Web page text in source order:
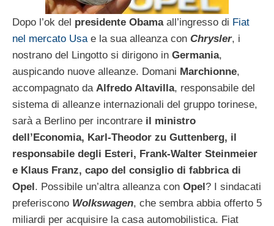
Dopo l’ok del presidente Obamaall’ingresso di Fiat
nel mercato Usae la sua alleanza con Chrysler, i
nostrano del Lingotto si dirigono in Germania,
auspicando nuove alleanze. Domani Marchionne,
accompagnato da Alfredo Altavilla, responsabile del
sistema di alleanze internazionali del gruppo torinese,
sarà a Berlino per incontrare il ministro
dell’Economia, Karl-Theodor zu Guttenberg, il
responsabile degli Esteri, Frank-Walter Steinmeier
e Klaus Franz, capo del consiglio di fabbrica di
Opel. Possibile un’altra alleanza con Opel? I sindacati
preferiscono Wolkswagen, che sembra abbia offerto 5
miliardi per acquisire la casa automobilistica. Fiat